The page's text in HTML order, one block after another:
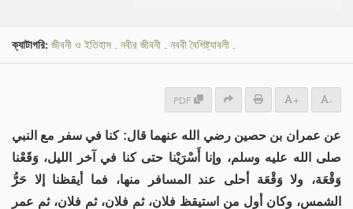
ক্যাটাগরি: জীবনী ও ইতিহাস . নবীর জীবনী . নববী বৈশিষ্ট্যাবলী .
PDF + -
عن عمران بن حصين رضي الله عنهما قال: كنا في سفر مع النبي
صلى الله عليه وسلم، وإنا أَسْرَيْنا حتى كنا في آخر الليل، وَقَعْنا
وَقْعَة، ولا وَقْعَة أحلى عند المسافر منها، فما أيقظنا إلا حَرُّ
الشمس، وكان أول من استيقظ فلان، ثم فلان، ثم فلان، ثم عمر